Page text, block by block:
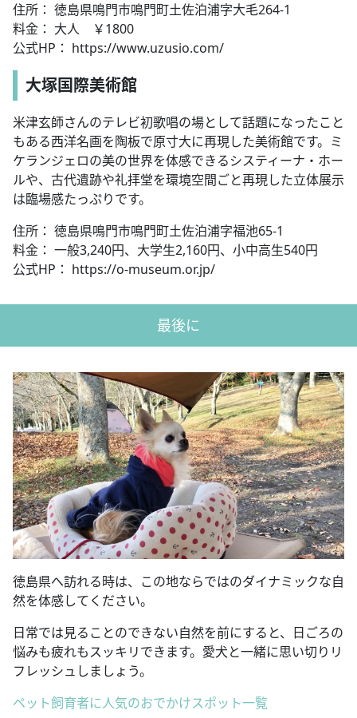
住所： 徳島県鳴門市鳴門町土佐泊浦字大毛264-1
料金： 大人 ￥1800
公式HP： https://www.uzusio.com/
大塚国際美術館
米津玄師さんのテレビ初歌唱の場として話題になったこと
もある西洋名画を陶板で原寸大に再現した美術館です。ミ
ケランジェロの美の世界を体感できるシスティーナ・ホー
ルや、古代遺跡や礼拝堂を環境空間ごと再現した立体展示
は臨場感たっぷりです。
住所： 徳島県鳴門市鳴門町土佐泊浦字福池65-1
料金： 一般3,240円、大学生2,160円、小中高生540円
公式HP： https://o-museum.or.jp/
最後に
徳島県へ訪れる時は、この地ならではのダイナミックな自
然を体感してください。
日常では見ることのできない自然を前にすると、日ごろの
悩みも疲れもスッキリできます。愛犬と一緒に思い切りリ
フレッシュしましょう。
ペット飼育者に人気のおでかけスポット一覧